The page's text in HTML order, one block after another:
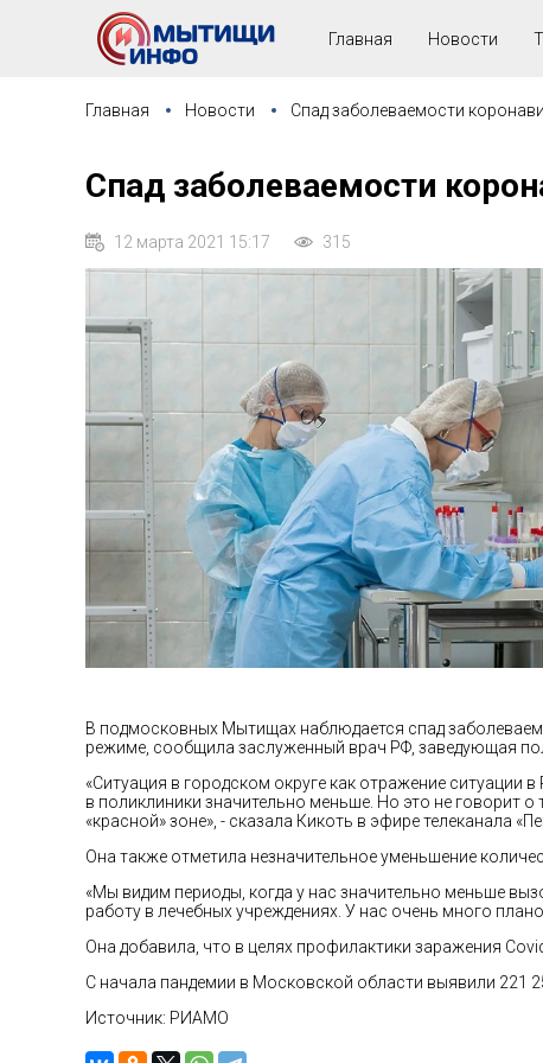
Главная Новости
Главная Новости Спад заболеваемости
Спад заболеваемости
12 марта 2021 15:17 315
В подмосковных Мытищах наблюдается спад
режиме, сообщила заслуженный врач РФ, заведующая
«Ситуация в городском округе как отражение
в поликлиники значительно меньше. Но это не говорит
«красной» зоне», - сказала Кикоть в эфире телеканала
Она также отметила незначительное уменьшение
«Мы видим периоды, когда у нас значительно меньше
работу в лечебных учреждениях. У нас очень много
Она добавила, что в целях профилактики заражения
С начала пандемии в Московской области выявили 221
Источник: РИАМО